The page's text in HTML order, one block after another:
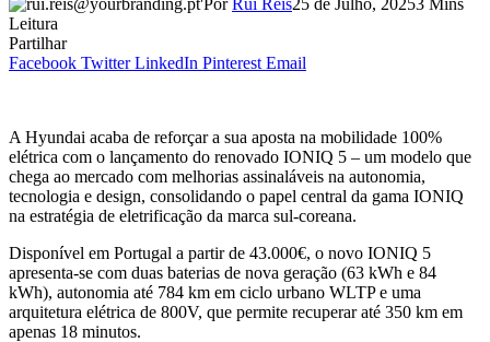
Leitura
Partilhar
Facebook Twitter LinkedIn Pinterest Email
A Hyundai acaba de reforçar a sua aposta na mobilidade 100%
elétrica com o lançamento do renovado IONIQ 5 – um modelo que
chega ao mercado com melhorias assinaláveis na autonomia,
tecnologia e design, consolidando o papel central da gama IONIQ
na estratégia de eletrificação da marca sul-coreana.
Disponível em Portugal a partir de 43.000€, o novo IONIQ 5
apresenta-se com duas baterias de nova geração (63 kWh e 84
kWh), autonomia até 784 km em ciclo urbano WLTP e uma
arquitetura elétrica de 800V, que permite recuperar até 350 km em
apenas 18 minutos.